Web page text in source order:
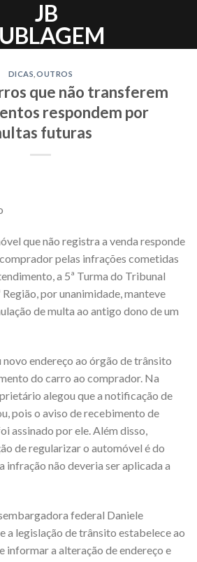
DICAS OUTROS
que não transferem
respondem por
futuras
que não registra a venda responde
pelas infrações cometidas
a 5ª Turma do Tribunal
Região, por unanimidade, manteve
de multa ao antigo dono de um
novo endereço ao órgão de trânsito
do carro ao comprador. Na
alegou que a notificação de
pois o aviso de recebimento de
assinado por ele. Além disso,
de regularizar o automóvel é do
infração não deveria ser aplicada a
federal Daniele
a legislação de trânsito estabelece ao
informar a alteração de endereço e